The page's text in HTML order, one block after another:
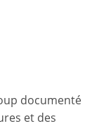
documenté
et des